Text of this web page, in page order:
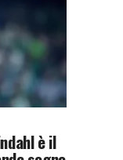
è il